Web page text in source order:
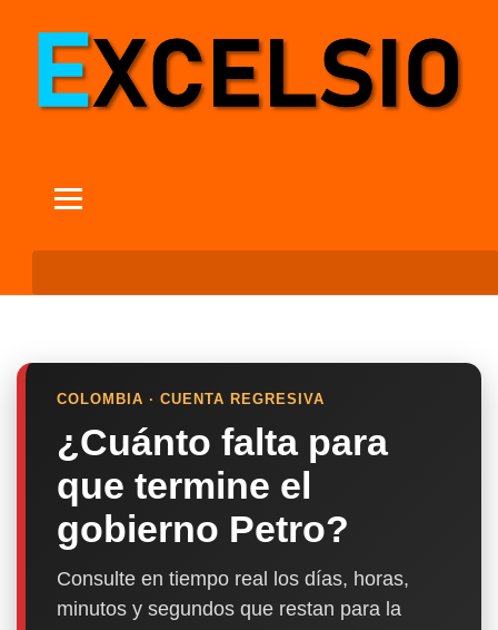
COLOMBIA · CUENTA REGRESIVA
¿Cuánto falta para
que termine el
gobierno Petro?
Consulte en tiempo real los días, horas,
minutos y segundos que restan para la